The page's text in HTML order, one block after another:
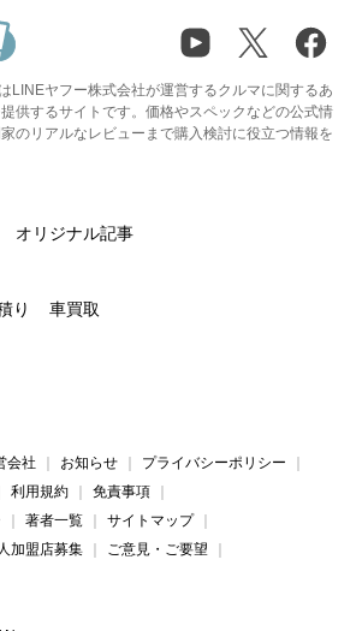
LINEヤフー株式会社が運営するクルマに関するあ
供するサイトです。価格やスペックなどの公式情
のリアルなレビューまで購入検討に役立つ情報を
オリジナル記事
り 車買取
会社 お知らせ
プライバシーポリシー
利用規約
免責事項
著者一覧
サイトマップ
加盟店募集
ご意見・ご要望